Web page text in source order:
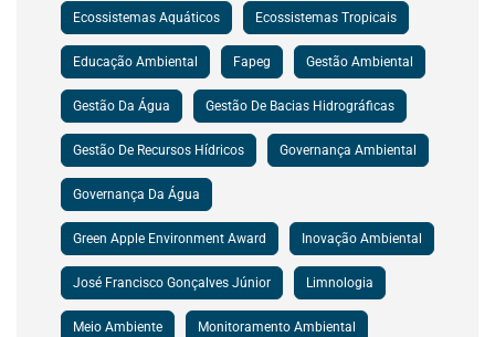
Ecossistemas Aquáticos Ecossistemas Tropicais
Educação Ambiental Fapeg Gestão Ambiental
Gestão Da Água Gestão De Bacias Hidrográficas
Gestão De Recursos Hídricos Governança Ambiental
Governança Da Água
Green Apple Environment Award Inovação Ambiental
José Francisco Gonçalves Júnior Limnologia
Meio Ambiente Monitoramento Ambiental